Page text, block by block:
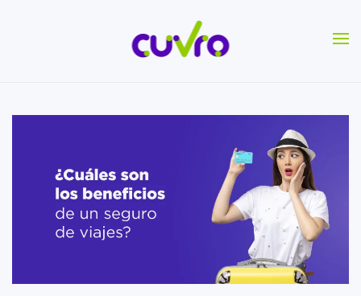
Skip to main content